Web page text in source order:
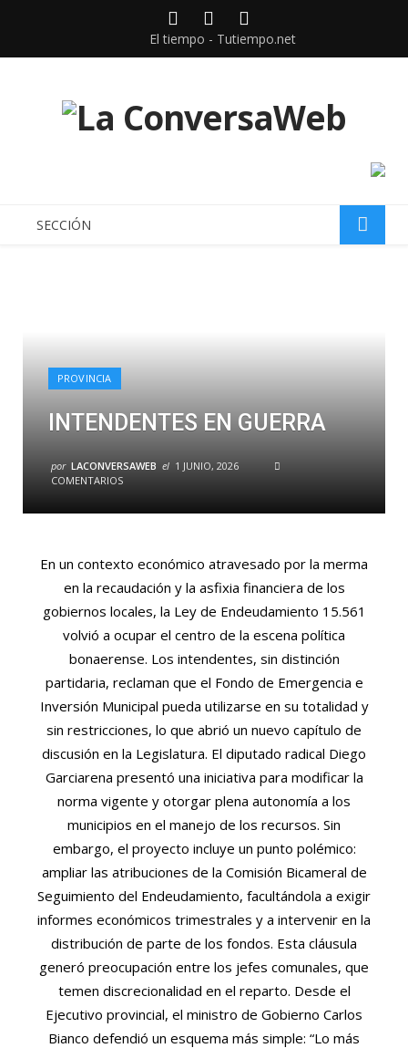
Facebook
Twitter
El tiempo - Tutiempo.net
SECCIÓN
PROVINCIA
INTENDENTES EN GUERRA
por LACONVERSAWEB el 1 JUNIO, 2026
COMENTARIOS
En un contexto económico atravesado por la merma
en la recaudación y la asfixia financiera de los
gobiernos locales, la Ley de Endeudamiento 15.561
volvió a ocupar el centro de la escena política
bonaerense. Los intendentes, sin distinción
partidaria, reclaman que el Fondo de Emergencia e
Inversión Municipal pueda utilizarse en su totalidad y
sin restricciones, lo que abrió un nuevo capítulo de
discusión en la Legislatura. El diputado radical Diego
Garciarena presentó una iniciativa para modificar la
norma vigente y otorgar plena autonomía a los
municipios en el manejo de los recursos. Sin
embargo, el proyecto incluye un punto polémico:
ampliar las atribuciones de la Comisión Bicameral de
Seguimiento del Endeudamiento, facultándola a exigir
informes económicos trimestrales y a intervenir en la
distribución de parte de los fondos. Esta cláusula
generó preocupación entre los jefes comunales, que
temen discrecionalidad en el reparto. Desde el
Ejecutivo provincial, el ministro de Gobierno Carlos
Bianco defendió un esquema más simple: “Lo más